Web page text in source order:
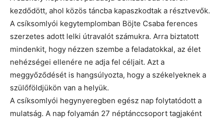
kezdődött, ahol közös táncba kapaszkodtak a résztvevők.
A csíksomlyói kegytemplomban Böjte Csaba ferences
szerzetes adott lelki útravalót számukra. Arra biztatott
mindenkit, hogy nézzen szembe a feladatokkal, az élet
nehézségei ellenére ne adja fel céljait. Azt a
meggyőződését is hangsúlyozta, hogy a székelyeknek a
szülőföldjükön van a helyük.
A csíksomlyói hegynyeregben egész nap folytatódott a
mulatság. A nap folyamán 27 néptánccsoport tagjaként